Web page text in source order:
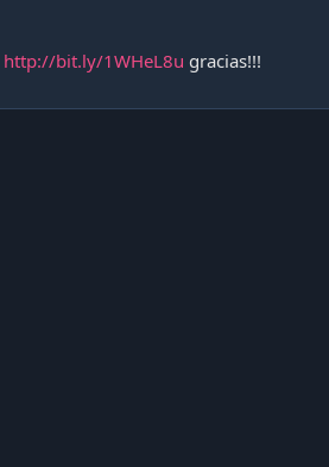
http://bit.ly/1WHeL8u gracias!!!